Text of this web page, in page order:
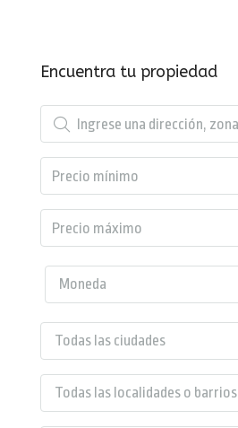
Encuentra tu propiedad
Moneda
Todas las ciudades
Todas las localidades o barrios